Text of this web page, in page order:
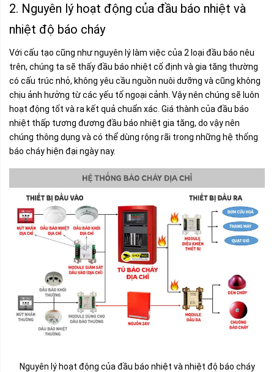
2. Nguyên lý hoạt động của đầu báo nhiệt và
nhiệt độ báo cháy
Với cấu tạo cũng như nguyên lý làm việc của 2 loại đầu báo nêu
trên, chúng ta sẽ thấy đầu báo nhiệt cố định và gia tăng thường
có cấu trúc nhỏ, không yêu cầu nguồn nuôi dưỡng và cũng không
chịu ảnh hưởng từ các yếu tố ngoại cảnh. Vậy nên chúng sẽ luôn
hoạt động tốt và ra kết quả chuẩn xác. Giá thành của đầu báo
nhiệt thấp tương đương đầu báo nhiệt gia tăng, do vậy nên
chúng thông dụng và có thể dùng rộng rãi trong những hệ thống
báo cháy hiện đại ngày nay.
Nguyên lý hoạt động của đầu báo nhiệt và nhiệt độ báo cháy